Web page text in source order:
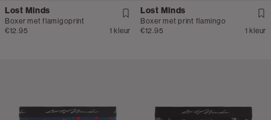
Lost Minds
Boxer met flamigoprint
€12.95
1 kleur
Lost Minds
Boxer met print flamingo
€12.95
1 kleur